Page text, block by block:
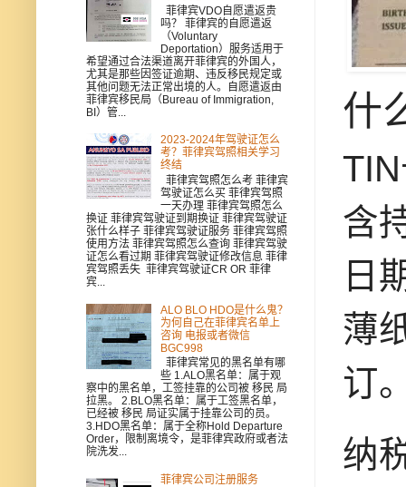
什
含
日
薄
订
纳
菲律宾VDO自愿遣返贵
吗？ 菲律宾的自愿遣返
（Voluntary
Deportation）服务适用于
希望通过合法渠道离开菲律宾的外国人，
尤其是那些因签证逾期、违反移民规定或
其他问题无法正常出境的人。自愿遣返由
菲律宾移民局（Bureau of Immigration,
BI）管...
2023-2024年驾驶证怎么
考？菲律宾驾照相关学习
终结
菲律宾驾照怎么考 菲律宾
驾驶证怎么买 菲律宾驾照
一天办理 菲律宾驾照怎么
换证 菲律宾驾驶证到期换证 菲律宾驾驶证
张什么样子 菲律宾驾驶证服务 菲律宾驾照
使用方法 菲律宾驾照怎么查询 菲律宾驾驶
证怎么看过期 菲律宾驾驶证修改信息 菲律
宾驾照丢失 菲律宾驾驶证CR OR 菲律
宾...
ALO BLO HDO是什么鬼？
为何自己在菲律宾名单上
咨询 电报或者微信
BGC998
菲律宾常见的黑名单有哪
些 1.ALO黑名单：属于观
察中的黑名单，工签挂靠的公司被 移民 局
拉黑。 2.BLO黑名单：属于工签黑名单，
已经被 移民 局证实属于挂靠公司的员。
3.HDO黑名单：属于全称Hold Departure
Order，限制离境令，是菲律宾政府或者法
院洗发...
菲律宾公司注册服务